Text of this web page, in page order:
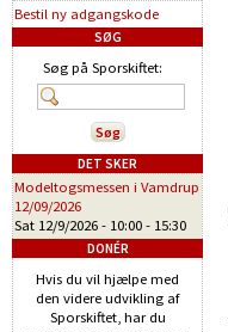
Bestil ny adgangskode
SØG
Søg på Sporskiftet:
DET SKER
Modeltogsmessen i Vamdrup
12/09/2026
Sat 12/9/2026 - 10:00 - 15:30
DONÉR
Hvis du vil hjælpe med
den videre udvikling af
Sporskiftet, har du